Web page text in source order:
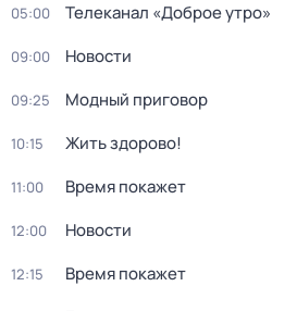
05:00 Телеканал «Доброе утро»
09:00 Новости
09:25 Модный приговор
10:15 Жить здорово!
11:00 Время покажет
12:00 Новости
12:15 Время покажет